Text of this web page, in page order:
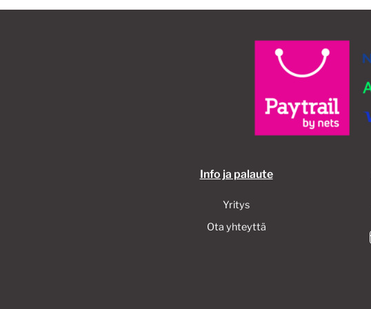
Info ja palaute
Yritys
Ota yhteyttä